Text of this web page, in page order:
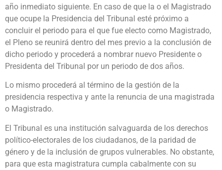
año inmediato siguiente. En caso de que la o el Magistrado
que ocupe la Presidencia del Tribunal esté próximo a
concluir el periodo para el que fue electo como Magistrado,
el Pleno se reunirá dentro del mes previo a la conclusión de
dicho periodo y procederá a nombrar nuevo Presidente o
Presidenta del Tribunal por un periodo de dos años.
Lo mismo procederá al término de la gestión de la
presidencia respectiva y ante la renuncia de una magistrada
o Magistrado.
El Tribunal es una institución salvaguarda de los derechos
político-electorales de los ciudadanos, de la paridad de
género y de la inclusión de grupos vulnerables. No obstante,
para que esta magistratura cumpla cabalmente con su